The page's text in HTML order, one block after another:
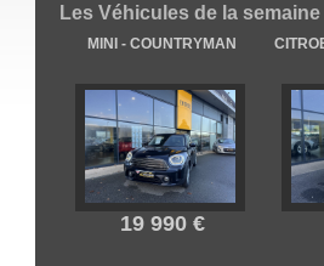
Les Véhicules de la semaine
RENAULT - KANGOO VAN
12 890 €